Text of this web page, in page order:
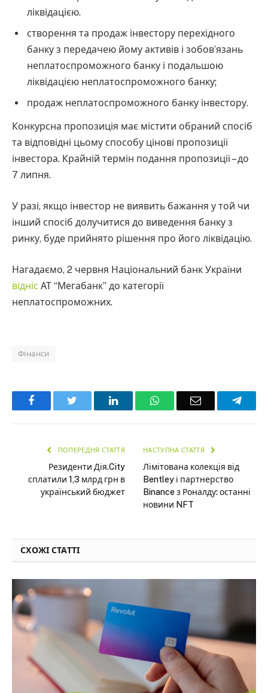
ліквідацією.
створення та продаж інвестору перехідного
банку з передачею йому активів і зобов’язань
неплатоспроможного банку і подальшою
ліквідацією неплатоспроможного банку;
продаж неплатоспроможного банку інвестору.
Конкурсна пропозиція має містити обраний спосіб
та відповідні цьому способу цінові пропозиції
інвестора. Крайній термін подання пропозиції – до
7 липня.
У разі, якщо інвестор не виявить бажання у той чи
інший спосіб долучитися до виведення банку з
ринку, буде прийнято рішення про його ліквідацію.
Нагадаємо, 2 червня Національний банк України
відніс АТ “Мегабанк” до категорії
неплатоспроможних.
Фінанси
Facebook LinkedInWhatsAppEmail
ПОПЕРЕДНЯ СТАТТЯ
Резиденти Дія.City
сплатили 1,3 млрд грн в
український бюджет
НАСТУПНА СТАТТЯ
Лімітована колекція від
Bentley і партнерство
Binance з Роналду: останні
новини NFT
СХОЖІ СТАТТІ